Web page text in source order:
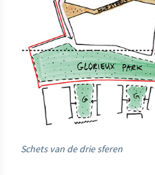
Schets van de drie sferen